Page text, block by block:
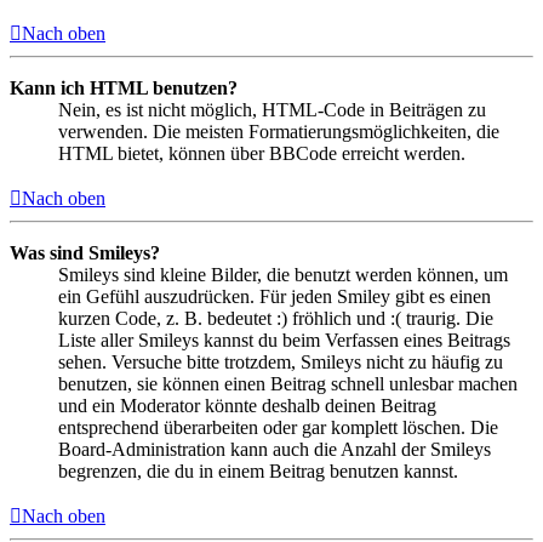
Nach oben
Kann ich HTML benutzen?
Nein, es ist nicht möglich, HTML-Code in Beiträgen zu
verwenden. Die meisten Formatierungsmöglichkeiten, die
HTML bietet, können über BBCode erreicht werden.
Nach oben
Was sind Smileys?
Smileys sind kleine Bilder, die benutzt werden können, um
ein Gefühl auszudrücken. Für jeden Smiley gibt es einen
kurzen Code, z. B. bedeutet :) fröhlich und :( traurig. Die
Liste aller Smileys kannst du beim Verfassen eines Beitrags
sehen. Versuche bitte trotzdem, Smileys nicht zu häufig zu
benutzen, sie können einen Beitrag schnell unlesbar machen
und ein Moderator könnte deshalb deinen Beitrag
entsprechend überarbeiten oder gar komplett löschen. Die
Board-Administration kann auch die Anzahl der Smileys
begrenzen, die du in einem Beitrag benutzen kannst.
Nach oben